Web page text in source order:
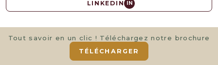
LINKEDIN IN
Tout savoir en un clic ! Téléchargez notre brochure
TÉLÉCHARGER